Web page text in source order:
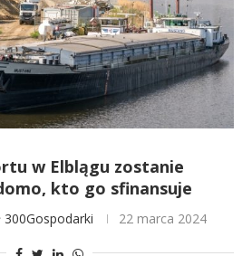
w Elblągu zostanie
kto go sfinansuje
300Gospodarki 22 marca 2024